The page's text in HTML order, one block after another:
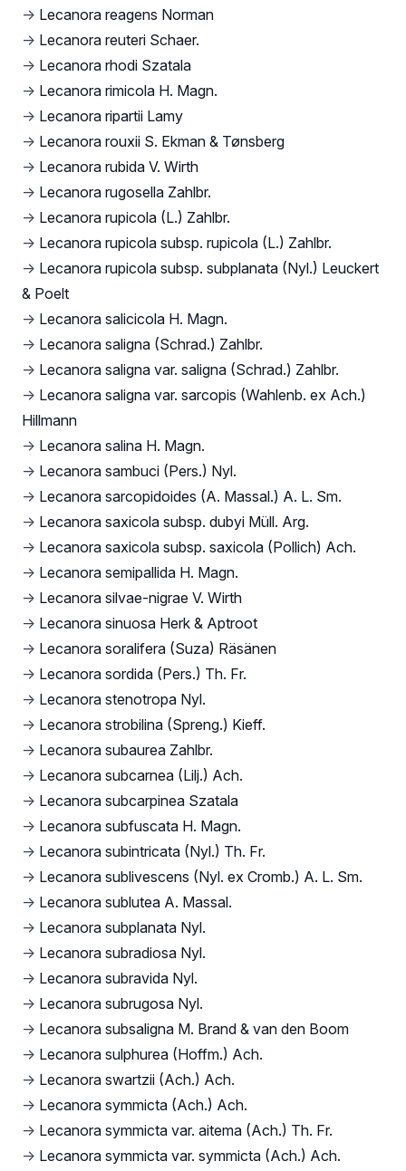
→ Lecanora reagens Norman
→ Lecanora reuteri Schaer.
→ Lecanora rhodi Szatala
→ Lecanora rimicola H. Magn.
→ Lecanora ripartii Lamy
→ Lecanora rouxii S. Ekman & Tønsberg
→ Lecanora rubida V. Wirth
→ Lecanora rugosella Zahlbr.
→ Lecanora rupicola (L.) Zahlbr.
→ Lecanora rupicola subsp. rupicola (L.) Zahlbr.
→ Lecanora rupicola subsp. subplanata (Nyl.) Leuckert
& Poelt
→ Lecanora salicicola H. Magn.
→ Lecanora saligna (Schrad.) Zahlbr.
→ Lecanora saligna var. saligna (Schrad.) Zahlbr.
→ Lecanora saligna var. sarcopis (Wahlenb. ex Ach.)
Hillmann
→ Lecanora salina H. Magn.
→ Lecanora sambuci (Pers.) Nyl.
→ Lecanora sarcopidoides (A. Massal.) A. L. Sm.
→ Lecanora saxicola subsp. dubyi Müll. Arg.
→ Lecanora saxicola subsp. saxicola (Pollich) Ach.
→ Lecanora semipallida H. Magn.
→ Lecanora silvae-nigrae V. Wirth
→ Lecanora sinuosa Herk & Aptroot
→ Lecanora soralifera (Suza) Räsänen
→ Lecanora sordida (Pers.) Th. Fr.
→ Lecanora stenotropa Nyl.
→ Lecanora strobilina (Spreng.) Kieff.
→ Lecanora subaurea Zahlbr.
→ Lecanora subcarnea (Lilj.) Ach.
→ Lecanora subcarpinea Szatala
→ Lecanora subfuscata H. Magn.
→ Lecanora subintricata (Nyl.) Th. Fr.
→ Lecanora sublivescens (Nyl. ex Cromb.) A. L. Sm.
→ Lecanora sublutea A. Massal.
→ Lecanora subplanata Nyl.
→ Lecanora subradiosa Nyl.
→ Lecanora subravida Nyl.
→ Lecanora subrugosa Nyl.
→ Lecanora subsaligna M. Brand & van den Boom
→ Lecanora sulphurea (Hoffm.) Ach.
→ Lecanora swartzii (Ach.) Ach.
→ Lecanora symmicta (Ach.) Ach.
→ Lecanora symmicta var. aitema (Ach.) Th. Fr.
→ Lecanora symmicta var. symmicta (Ach.) Ach.